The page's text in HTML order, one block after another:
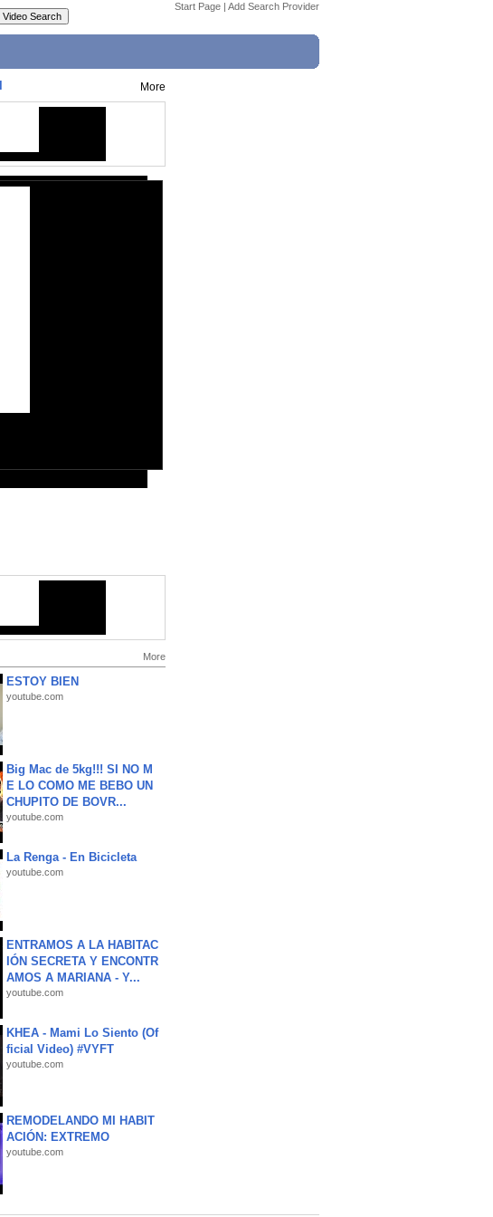
Start Page | Add Search Provider
More
More
ESTOY BIEN
youtube.com
Big Mac de 5kg!!! SI NO M
E LO COMO ME BEBO UN
CHUPITO DE BOVR...
youtube.com
La Renga - En Bicicleta
youtube.com
ENTRAMOS A LA HABITAC
IÓN SECRETA Y ENCONTR
AMOS A MARIANA - Y...
youtube.com
KHEA - Mami Lo Siento (Of
ficial Video) #VYFT
youtube.com
REMODELANDO MI HABIT
ACIÓN: EXTREMO
youtube.com